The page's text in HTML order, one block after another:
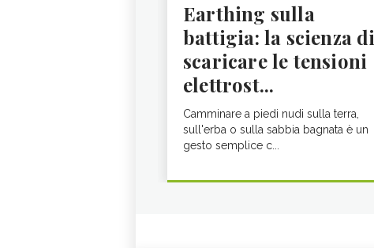
Earthing sulla
battigia: la scienza di
scaricare le tensioni
elettrost...
Camminare a piedi nudi sulla terra,
sull'erba o sulla sabbia bagnata è un
gesto semplice c...